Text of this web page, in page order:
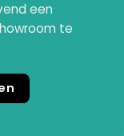
een
te